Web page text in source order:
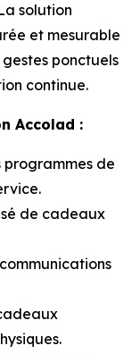
solution
et mesurable
ponctuels
continue.
Accolad :
programmes de
de cadeaux